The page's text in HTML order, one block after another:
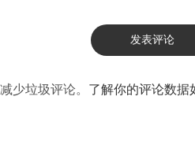
少垃圾评论。 了解你的评论数据